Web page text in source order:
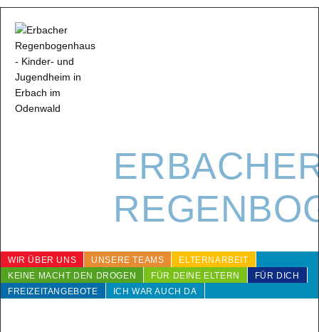
WIR ÜBER UNS UNSERE TEAMS
ELTERNARBEIT
KEINE MACHT DEN DROGEN
FÜR DEINE ELTERN
FÜR DICH
FREIZEITANGEBOTE
ICH WAR AUCH DA